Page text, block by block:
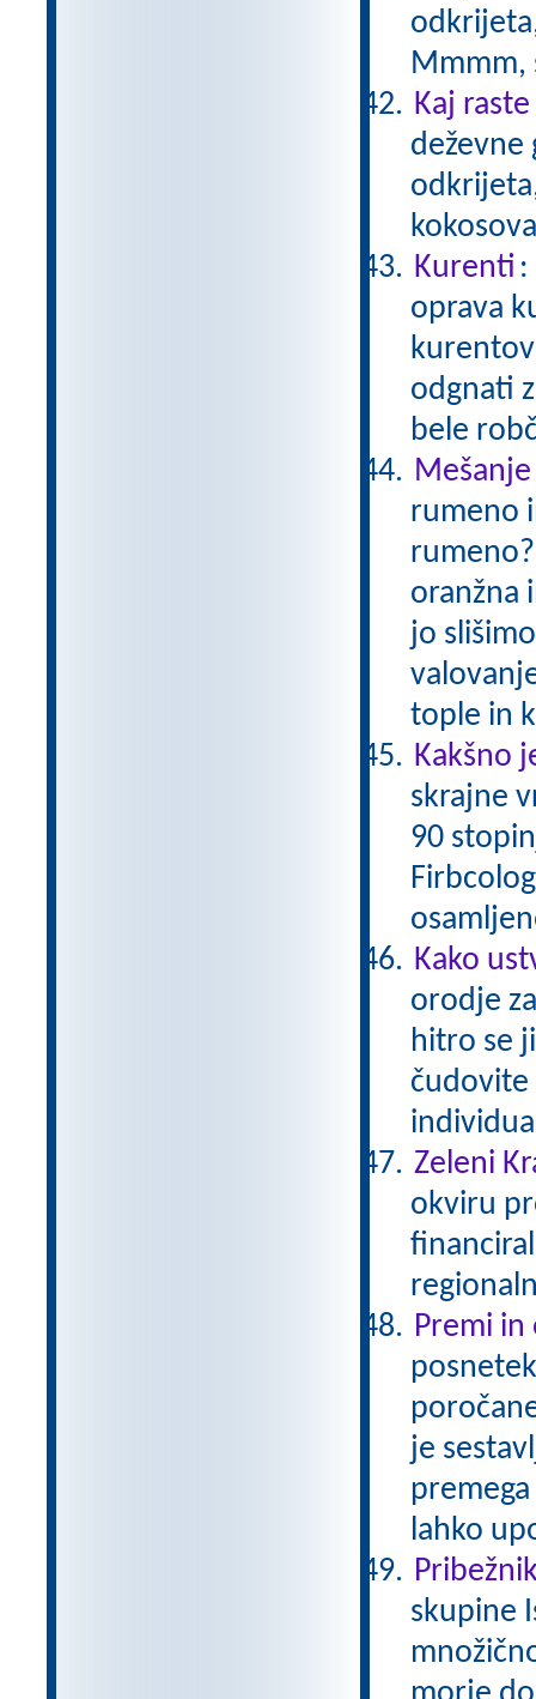
Kaj
deževne
Kurenti :
oprava
odgnati
bele
rumeno
oranžna
jo
tople in
Kakšno
skrajne
90
Kako
orodje
hitro se
čudovite
Zeleni
okviru
Premi
je
lahko
skupine